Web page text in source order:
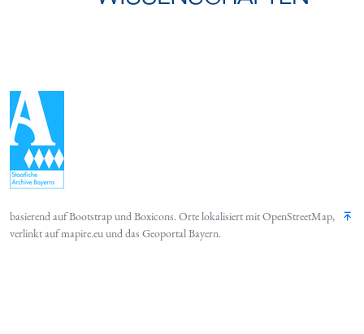
basierend aufBootstrapundBoxicons. Orte lokalisiert mitOpenStreetMap,
verlinkt aufmapire.euund das Geoportal Bayern.